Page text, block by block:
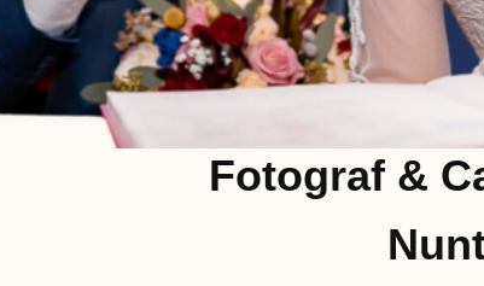
Fotograf &